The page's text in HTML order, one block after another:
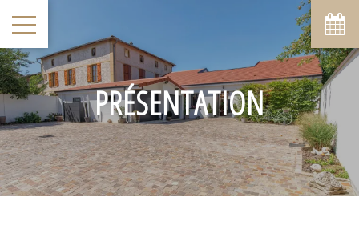
PRÉSENTATION
lun
1
-
2
-
3
-
4
-
5
-
6
-
7
-
8
-
9
-
10
-
11
-
12
-
13
-
14
-
15
-
16
17
-
18
-
19
-
20
-
21
-
22
-
23
-